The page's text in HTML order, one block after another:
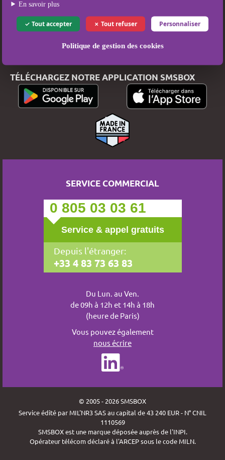
En savoir plus
Tout accepter Tout refuser Personnaliser
Politique de gestion des cookies
Conditions Générales d’Utilisation et de Vente
Politique de protection des données
TÉLÉCHARGEZ NOTRE APPLICATION SMSBOX
SERVICE COMMERCIAL
0 805 03 03 61
Service & appel gratuits
Depuis l'étranger:
+33 4 83 73 63 83
Du Lun. au Ven.
de 09h à 12h et 14h à 18h
(heure de Paris)
Vous pouvez également
nous écrire
© 2005 - 2026 SMSBOX
Service édité par MIL'NR3 SAS au capital de 43 240 EUR - N° CNIL
1110569
SMSBOX est une marque déposée auprès de l'INPI.
Opérateur télécom déclaré à l'ARCEP sous le code MILN.